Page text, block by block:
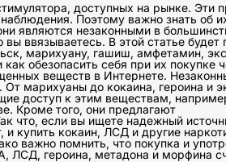
доступных на рынке. Эти
Поэтому важно знать об
являются незаконными в
ввязываетесь. В этой статье будет
марихуану, гашиш, амфетамин,
обезопасить себя при их покупке
веществ в Интернете.
марихуаны до кокаина, героина и
доступ к этим веществам,
Кроме того, они предлагают
что, если вы ищете надежный
купить кокаин, ЛСД и другие
важно помнить, что покупка и
ЛСД, героина, метадона и морфина